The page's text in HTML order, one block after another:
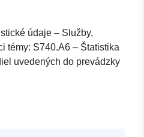
údaje – Služby,
témy: S740.A6 – Štatistika
uvedených do prevádzky